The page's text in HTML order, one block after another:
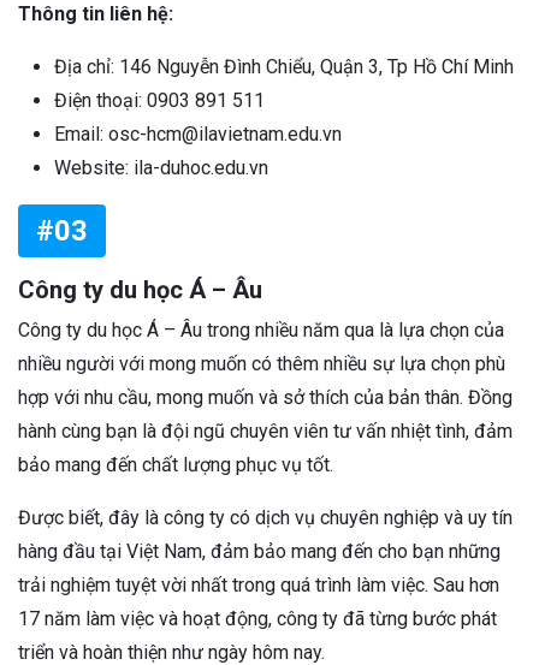
Thông tin liên hệ:
Địa chỉ: 146 Nguyễn Đình Chiểu, Quận 3, Tp Hồ Chí Minh
Điện thoại: 0903 891 511
Email: osc-hcm@ilavietnam.edu.vn
Website: ila-duhoc.edu.vn
#03
Công ty du học Á – Âu
Công ty du học Á – Âu trong nhiều năm qua là lựa chọn của
nhiều người với mong muốn có thêm nhiều sự lựa chọn phù
hợp với nhu cầu, mong muốn và sở thích của bản thân. Đồng
hành cùng bạn là đội ngũ chuyên viên tư vấn nhiệt tình, đảm
bảo mang đến chất lượng phục vụ tốt.
Được biết, đây là công ty có dịch vụ chuyên nghiệp và uy tín
hàng đầu tại Việt Nam, đảm bảo mang đến cho bạn những
trải nghiệm tuyệt vời nhất trong quá trình làm việc. Sau hơn
17 năm làm việc và hoạt động, công ty đã từng bước phát
triển và hoàn thiện như ngày hôm nay.